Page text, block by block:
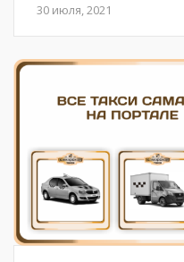
30 июля, 2021